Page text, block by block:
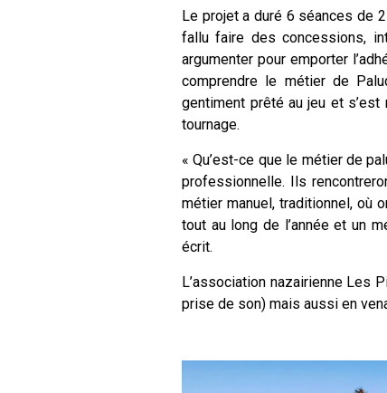
Le projet a duré 6 séances de
fallu faire des concessions,
argumenter pour emporter
comprendre le métier de
gentiment prêté au jeu et
tournage.
« Qu’est-ce que le métier de
professionnelle. Ils
métier manuel, traditionnel, où
tout au long de l’année et un
écrit.
L’association nazairienne Les
prise de son) mais aussi en